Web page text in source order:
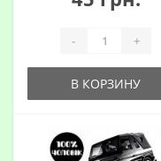
- +
В КОРЗИНУ